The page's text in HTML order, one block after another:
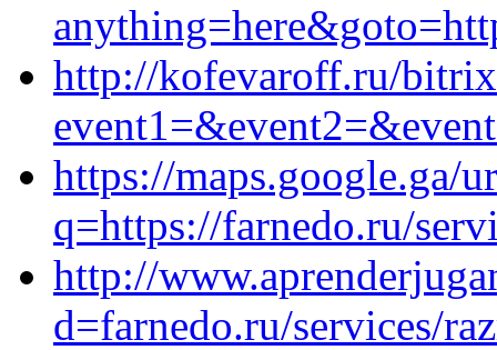
http://kofevaroff.ru/
https://maps.google.ga/
q=https://farnedo.ru/
http://
d=farnedo.ru/services/